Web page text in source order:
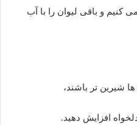
و باقی لیوان را با آب
شیرین تر باشند،
افزایش دهید.